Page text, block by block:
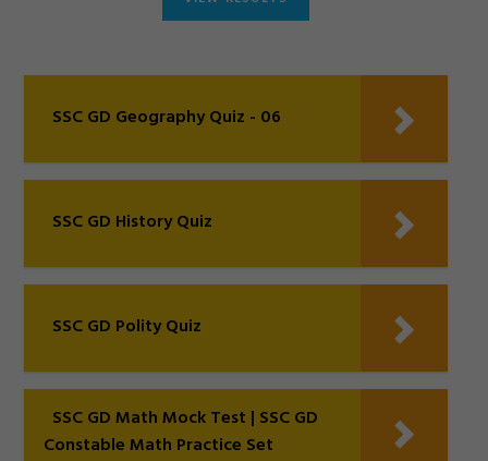
SSC GD Geography Quiz - 06
SSC GD History Quiz
SSC GD Polity Quiz
SSC GD Math Mock Test | SSC GD
Constable Math Practice Set